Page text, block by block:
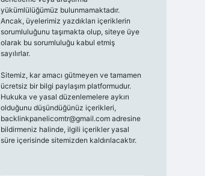
yükümlülüğümüz bulunmamaktadır.
Ancak, üyelerimiz yazdıkları içeriklerin
sorumluluğunu taşımakta olup, siteye üye
olarak bu sorumluluğu kabul etmiş
sayılırlar.
Sitemiz, kar amacı gütmeyen ve tamamen
ücretsiz bir bilgi paylaşım platformudur.
Hukuka ve yasal düzenlemelere aykırı
olduğunu düşündüğünüz içerikleri,
backlinkpanelicomtr@gmail.comadresine
bildirmeniz halinde, ilgili içerikler yasal
süre içerisinde sitemizden kaldırılacaktır.